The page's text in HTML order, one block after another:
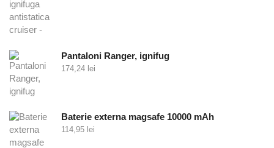
Pantaloni Ranger, ignifug
174,24 lei
Baterie externa magsafe 10000 mAh
114,95 lei